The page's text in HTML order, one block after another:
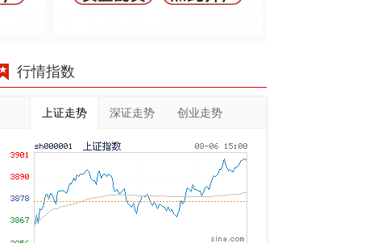
行情指数
上证走势 深证走势 创业走势